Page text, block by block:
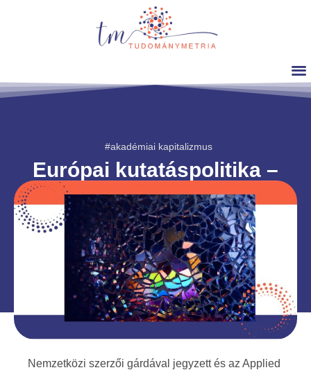
Európai kutatáspolitika –
nemzetközi kitekintés
Dr. Sipos Anna Magdolna 2026. május. 10.
#akadémiai kapitalizmus
Nemzetközi szerzői gárdával jegyzett és az Applied